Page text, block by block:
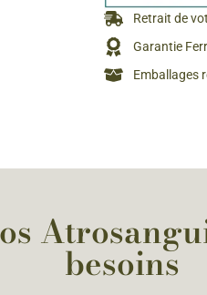
Retrait de
Garantie
Emballages
besoins